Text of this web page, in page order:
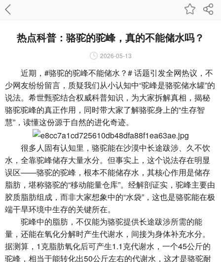
热点科普：骆驼的驼峰，真的不能储水吗？
2026-05-13
近期，#骆驼的驼峰不能储水？# 话题引发全网热议，不
少网友纷纷留言，质疑我们从小认知中“驼峰是骆驼储水罐”的
说法。希世甄驼结合权威科普知识，为大家拆解真相，揭秘
骆驼驼峰的真正作用，同时带大家了解骆驼身上的“生存智
慧”，读懂这份源于自然的进化奇迹。
很多人固有认知里，骆驼能在沙漠中长途跋涉、久不饮
水，全靠驼峰储存大量水分。但事实上，这个说法存在明显
误区——骆驼的驼峰，根本不能储存水，其核心作用是储存
脂肪，堪称骆驼的“移动能量仓库”。经解剖证实，驼峰主要由
胶质脂肪组成，而非大家想象中的“水袋”，这也是骆驼能在极
端干旱环境中生存的关键所在。
驼峰中的脂肪，不仅能为骆驼提供长途跋涉所需的能
量，还能在氧化分解时产生代谢水，间接为身体补充水分。
据测算，1克脂肪氧化后可产生1.1克代谢水，一个45公斤的
驼峰，相当于能转化出50公斤左右的代谢水，这才是骆驼耐